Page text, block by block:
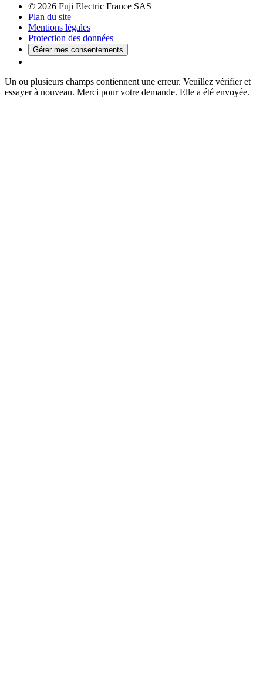
© 2026 Fuji Electric France SAS
Plan du site
Mentions légales
Protection des données
Gérer mes consentements
Un ou plusieurs champs contiennent une erreur. Veuillez vérifier et
essayer à nouveau. Merci pour votre demande. Elle a été envoyée.